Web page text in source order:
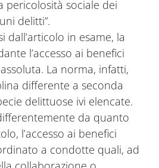
pericolosità sociale dei
delitti”.
dall’articolo in esame, la
l’accesso ai benefici
La norma, infatti,
differente a seconda
delittuose ivi elencate.
da quanto
l’accesso ai benefici
a condotte quali, ad